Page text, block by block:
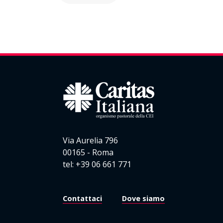
Via Aurelia 796
00165 - Roma
tel: +39 06 661 771
Contattaci Dove siamo